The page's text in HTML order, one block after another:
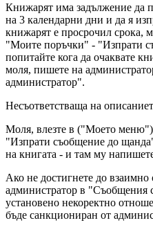
Книжарят има задължение да
на 3 календарни дни и да я
книжарят е просрочил срока,
"Моите поръчки" - "Изпрати
попитайте кога да очаквате
моля, пишете на
администратор".
Несъответстваща на
Моля, влезте в ("Моето
"Изпрати съобщение до
на книгата - и там му
Ако не достигнете до взаимно
администратор в "Съобщения
установено некоректно
бъде санкциониран от